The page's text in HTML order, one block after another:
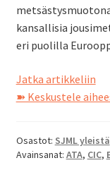
SV
EN
kansallisia
eri puolilla
Jatka artikkeliin
➽ Keskustele
Osastot: SJML yleistä
Avainsanat: ATA, CIC,